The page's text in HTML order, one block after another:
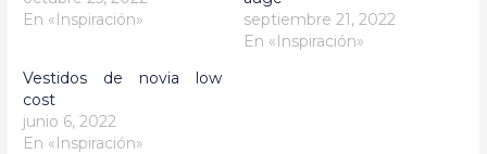
En «Inspiración»
septiembre 21, 2022
En «Inspiración»
Vestidos de novia low
cost
junio 6, 2022
En «Inspiración»